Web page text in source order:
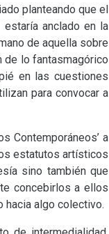
planteando que el
anclado en la
de aquella sobre
de lo fantasmagórico
en las cuestiones
para convocar a
Contemporáneos’ a
estatutos artísticos
sino también que
concebirlos a ellos
hacia algo colectivo.